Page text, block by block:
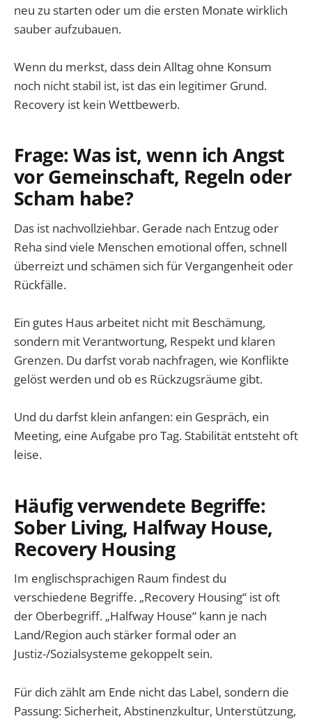
neu zu starten oder um die ersten Monate wirklich
sauber aufzubauen.
Wenn du merkst, dass dein Alltag ohne Konsum
noch nicht stabil ist, ist das ein legitimer Grund.
Recovery ist kein Wettbewerb.
Frage: Was ist, wenn ich Angst
vor Gemeinschaft, Regeln oder
Scham habe?
Das ist nachvollziehbar. Gerade nach Entzug oder
Reha sind viele Menschen emotional offen, schnell
überreizt und schämen sich für Vergangenheit oder
Rückfälle.
Ein gutes Haus arbeitet nicht mit Beschämung,
sondern mit Verantwortung, Respekt und klaren
Grenzen. Du darfst vorab nachfragen, wie Konflikte
gelöst werden und ob es Rückzugsräume gibt.
Und du darfst klein anfangen: ein Gespräch, ein
Meeting, eine Aufgabe pro Tag. Stabilität entsteht oft
leise.
Häufig verwendete Begriffe:
Sober Living, Halfway House,
Recovery Housing
Im englischsprachigen Raum findest du
verschiedene Begriffe. „Recovery Housing“ ist oft
der Oberbegriff. „Halfway House“ kann je nach
Land/Region auch stärker formal oder an
Justiz-/Sozialsysteme gekoppelt sein.
Für dich zählt am Ende nicht das Label, sondern die
Passung: Sicherheit, Abstinenzkultur, Unterstützung,